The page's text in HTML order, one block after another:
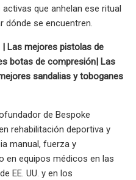
que anhelan ese ritual
dónde se encuentren.
Las mejores pistolas de
botas de compresión| Las
sandalias y toboganes
de Bespoke
rehabilitación deportiva y
manual, fuerza y
en equipos médicos en las
EE. UU. y en los